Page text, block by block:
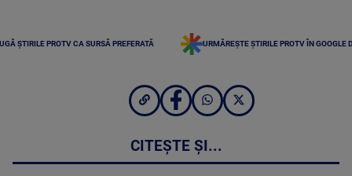
ȘTIRILE PROTV CA SURSĂ PREFERATĂ URMĂREȘTE ȘTIRILE PROTV ÎN GOOGLE
CITEȘTE ȘI...